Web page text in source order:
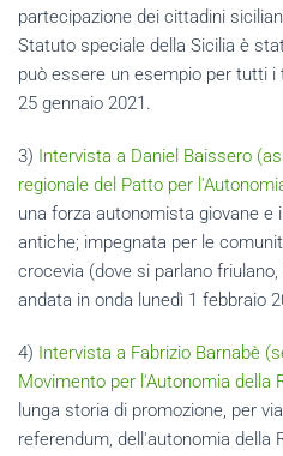
partecipazione dei cittadini
Statuto speciale della Sicilia è
può essere un esempio per tutti i
25 gennaio 2021.
3) Intervista a Daniel Baissero
regionale del Patto per
una forza autonomista giovane e
antiche; impegnata per le
crocevia (dove si parlano
andata in onda lunedì 1 febbraio
4) Intervista a Fabrizio Barnabè
Movimento per l'Autonomia della
lunga storia di promozione, per
referendum, dell'autonomia della